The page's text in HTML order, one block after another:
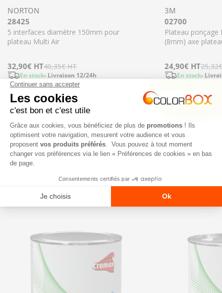
NORTON
28425
5 interfaces diamètre 150mm pour
plateau Multi Air
Prix
de
vente
32,90€ HT
Prix
régulier
40,35€HT
En stock- Livraison 12/24h
Diminuer la quantité pour 28425 - 5
Augmenter la
Ajouter
3M
02700
Plateau
(8mm) axe
Prix
vente
24,90€ HT
Prix
25,32€
En stock-
Diminuer